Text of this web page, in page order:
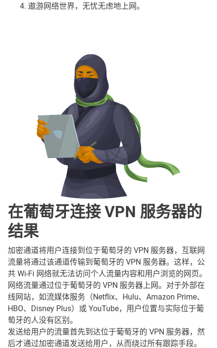
4. 遨游网络世界，无忧无虑地上网。
在葡萄牙连接 VPN 服务器的
结果
加密通道将用户连接到位于葡萄牙的 VPN 服务器，互联网
流量将通过该通道传输到葡萄牙的 VPN 服务器。这样，公
共 Wi-Fi 网络就无法访问个人流量内容和用户浏览的网页。
网络流量通过位于葡萄牙的 VPN 服务器上网。对于外部在
线网站，如流媒体服务（Netflix、Hulu、Amazon Prime、
HBO、Disney Plus）或 YouTube，用户位置与实际位于葡
萄牙的人没有区别。
发送给用户的流量首先到达位于葡萄牙的 VPN 服务器，然
后才通过加密通道发送给用户，从而绕过所有跟踪手段。